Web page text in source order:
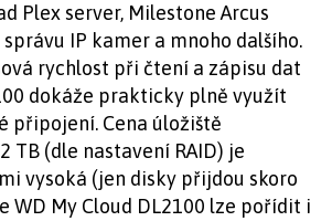
Plex server, Milestone Arcus
IP kamer a mnoho dalšího.
rychlost při čtení a zápisu dat
dokáže prakticky plně využít
připojení. Cena úložiště
TB (dle nastavení RAID) je
vysoká (jen disky přijdou skoro
WD My Cloud DL2100 lze pořídit i